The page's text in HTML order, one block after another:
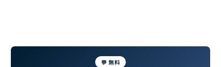
💬 無料